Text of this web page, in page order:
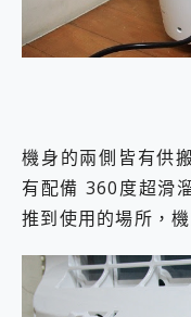
機身的兩側皆有供
有配備 360度超滑
推到使用的場所，